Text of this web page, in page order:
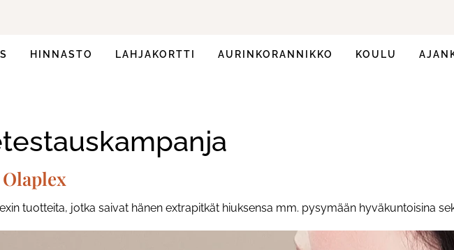
HINNASTO LAHJAKORTTI AURINKORANNIKKO KOULU
tuotteita, jotka saivat hänen extrapitkät hiuksensa mm. pysymään hyväkuntoisina